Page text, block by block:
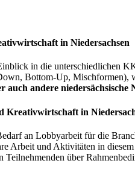
in Niedersachsen
in die unterschiedlichen
Bottom-Up, Mischformen),
auch andere
in
an Lobbyarbeit für die
Arbeit und Aktivitäten in
Teilnehmenden über